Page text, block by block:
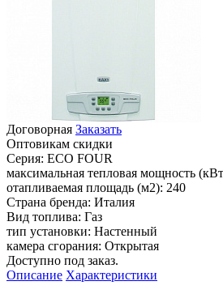
Договорная Заказать
Оптовикам скидки
Серия: ECO FOUR
максимальная тепловая мощность
отапливаемая площадь (м2): 240
Страна бренда: Италия
Вид топлива: Газ
тип установки: Настенный
камера сгорания: Открытая
Доступно под заказ.
Описание Характеристики